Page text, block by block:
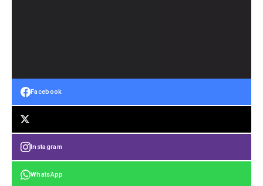
Facebook
Instagram
WhatsApp